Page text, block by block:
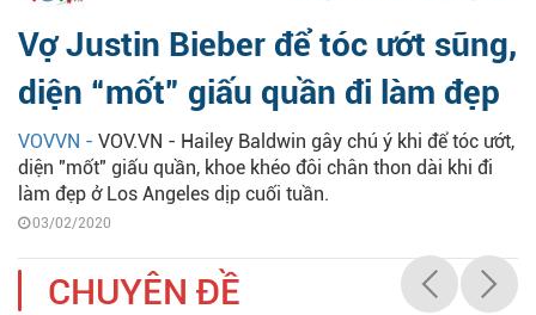
Vợ Justin Bieber để tóc ướt sũng,
diện “mốt” giấu quần đi làm đẹp
VOVVN - VOV.VN - Hailey Baldwin gây chú ý khi để tóc ướt,
diện "mốt" giấu quần, khoe khéo đôi chân thon dài khi đi
làm đẹp ở Los Angeles dịp cuối tuần.
03/02/2020
CHUYÊN ĐỀ